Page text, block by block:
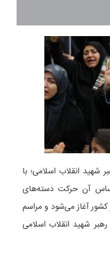
شهید انقلاب اسلامی؛ با
آن حرکت دسته‌های
در سراسر کشور آغاز می‌شود و مراسم
شهید انقلاب اسلامی